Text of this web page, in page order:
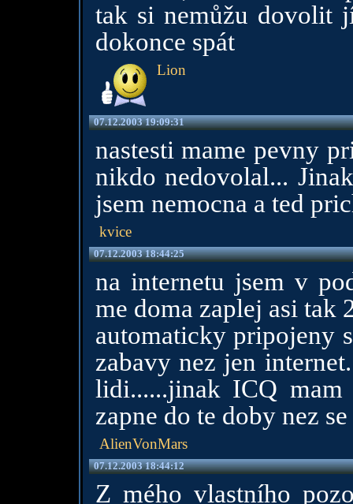
tak si nemůžu dovolit
dokonce spát
Lion
07.12.2003 19:09:31
nastesti mame pevny
nikdo nedovolal...
jsem nemocna a ted
kvice
07.12.2003 18:44:25
na internetu jsem v
me doma zaplej asi tak
automaticky pripojeny
zabavy nez jen
lidi......jinak ICQ
zapne do te doby nez
AlienVonMars
07.12.2003 18:44:12
Z mého vlastního